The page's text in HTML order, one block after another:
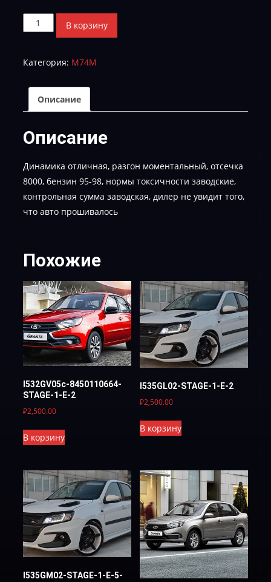
Количество
товара
STAGE_2-
KC_OK
В корзину
Категория: М74М
Описание
Описание
Динамика отличная, разгон моментальный, отсечка
8000, бензин 95-98, нормы токсичности заводские,
контрольная сумма заводская, дилер не увидит того,
что авто прошивалось
Похожие
I532GV05c-8450110664-
STAGE-1-E-2
₽2,500.00
В корзину
I535GL02-STAGE-1-E-2
₽2,500.00
В корзину
I535GM02-STAGE-1-E-5-